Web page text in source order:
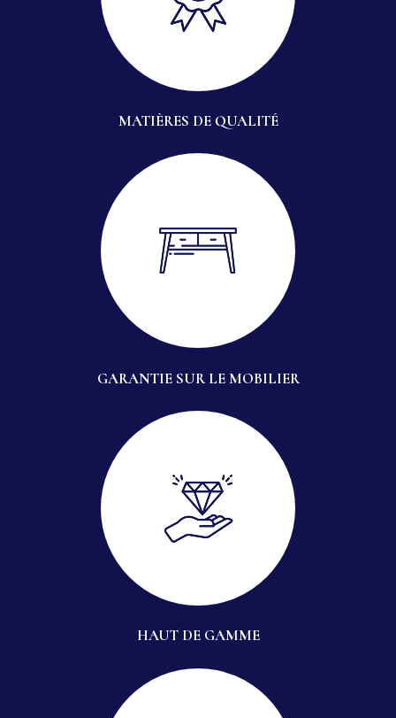
MATIÈRES DE QUALITÉ
GARANTIE SUR LE MOBILIER
HAUT DE GAMME